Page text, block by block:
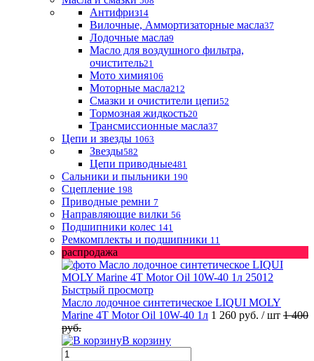
Антифриз14
Вилочные, Аммортизаторные масла37
Лодочные масла9
Масло для воздушного фильтра,
очиститель21
Мото химия106
Моторные масла212
Смазки и очистители цепи52
Тормозная жидкость20
Трансмиссионные масла37
Цепи и звезды 1063
Звезды582
Цепи приводные481
Сальники и пыльники 190
Сцепление 198
Приводные ремни 7
Направляющие вилки 56
Подшипники колес 141
Ремкомплекты и подшипники 11
распродажа
Быстрый просмотр
Масло лодочное синтетическое LIQUI MOLY
Marine 4T Motor Oil 10W-40 1л 1 260 руб. / шт 1 400
руб.
В корзину